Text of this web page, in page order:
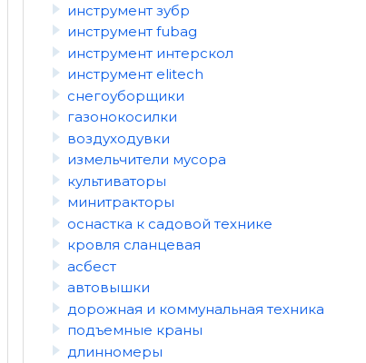
инструмент зубр
инструмент fubag
инструмент интерскол
инструмент elitech
снегоуборщики
газонокосилки
воздуходувки
измельчители мусора
культиваторы
минитракторы
оснастка к садовой технике
кровля сланцевая
асбест
автовышки
дорожная и коммунальная техника
подъемные краны
длинномеры